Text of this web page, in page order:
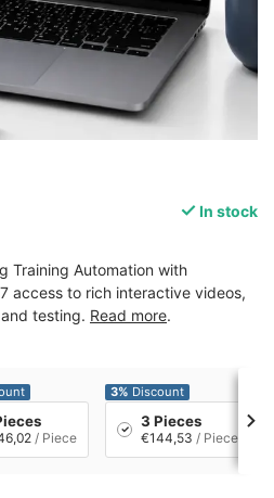
In stock
Training Automation with
access to rich interactive videos,
testing. Read more.
/ Piece
3% Discount
3 Pieces
€144,53 / Piece